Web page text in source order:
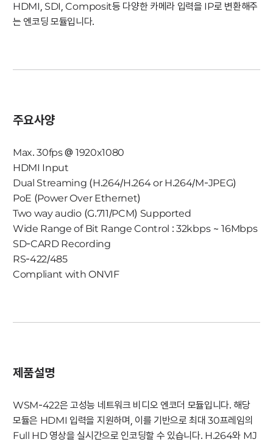
HDMI, SDI, Composit등 다양한 카메라 입력을 IP로 변환해주
는 엔코딩 모듈입니다.
주요사양
Max. 30fps @ 1920x1080
HDMI Input
Dual Streaming (H.264/H.264 or H.264/M-JPEG)
PoE (Power Over Ethernet)
Two way audio (G.711/PCM) Supported
Wide Range of Bit Range Control : 32kbps ~ 16Mbps
SD-CARD Recording
RS-422/485
Compliant with ONVIF
제품설명
WSM-422은 고성능 네트워크 비디오 엔코더 모듈입니다. 해당
모듈은 HDMI 입력을 지원하며, 이를 기반으로 최대 30프레임의
Full HD 영상을 실시간으로 인코딩할 수 있습니다. H.264와 MJ